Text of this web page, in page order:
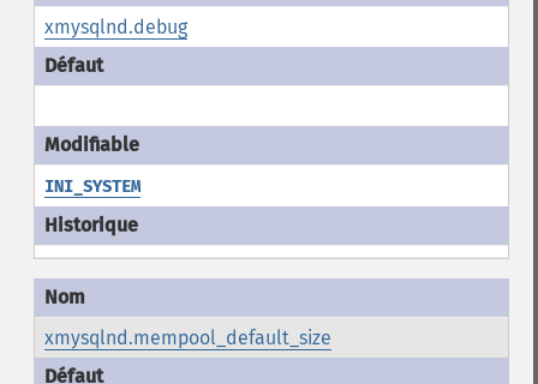
xmysqlnd.debug
INI_SYSTEM
xmysqlnd.mempool_default_size